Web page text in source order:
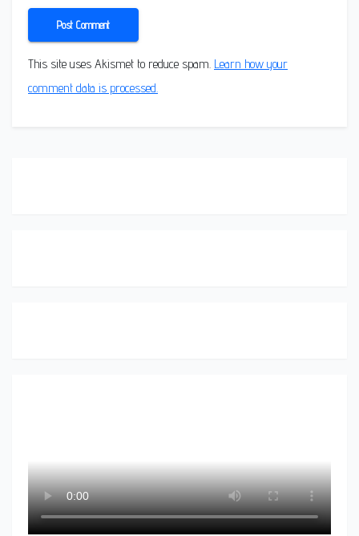
This site uses Akismet to reduce spam. Learn how your
comment data is processed.